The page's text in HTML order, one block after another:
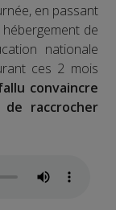
en passant
de
nationale
ces 2 mois
convaincre
raccrocher